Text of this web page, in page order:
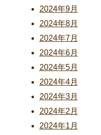
2024年9月
2024年8月
2024年7月
2024年6月
2024年5月
2024年4月
2024年3月
2024年2月
2024年1月